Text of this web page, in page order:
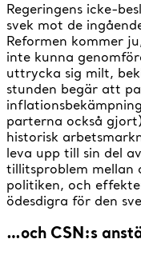
Regeringens icke-
svek mot de
Reformen kommer
inte kunna
uttrycka sig milt,
stunden begär att
parterna också
historisk
leva upp till sin del
tillitsproblem mellan
politiken, och
ödesdigra för den
…och CSN:s